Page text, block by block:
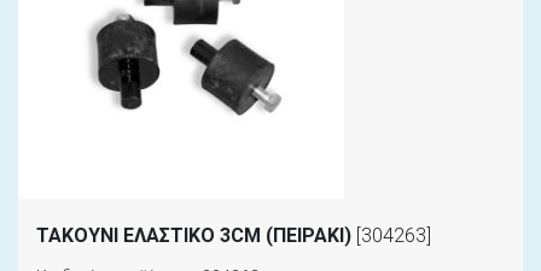
ΤΑΚΟΥΝΙ ΕΛΑΣΤΙΚΟ 3CM (ΠΕΙΡΑΚΙ) [304263]